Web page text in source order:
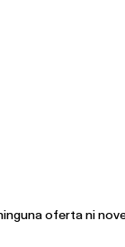
oferta ni